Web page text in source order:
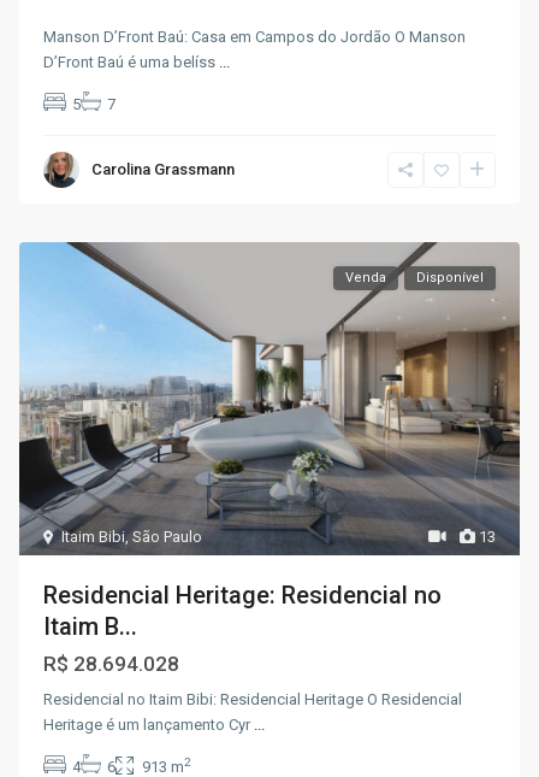
Manson D’Front Baú: Casa em Campos do Jordão O Manson
D’Front Baú é uma belíss
5 7
Carolina Grassmann
13
Itaim Bibi,São Paulo
Venda Disponível
Residencial Heritage: Residencial no
Itaim B...
R$ 28.694.028
Residencial no Itaim Bibi: Residencial Heritage O Residencial
Heritage é um lançamento Cyr
4 6 913 m2